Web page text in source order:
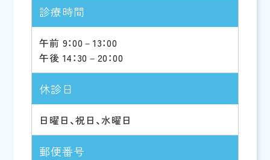
診療時間
午前 9：00－13：00
午後 14：30－20：00
休診日
日曜日、祝日、水曜日
郵便番号